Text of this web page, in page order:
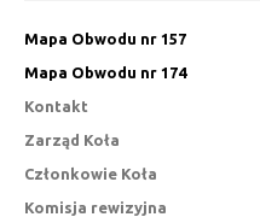
Mapa Obwodu nr 157
Mapa Obwodu nr 174
Kontakt
Zarząd Koła
Członkowie Koła
Komisja rewizyjna